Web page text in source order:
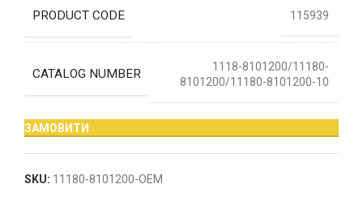
PRODUCT CODE 115939
CATALOG NUMBER
1118-8101200/11180-
8101200/11180-8101200-10
ЗАМОВИТИ
SKU: 11180-8101200-OEM